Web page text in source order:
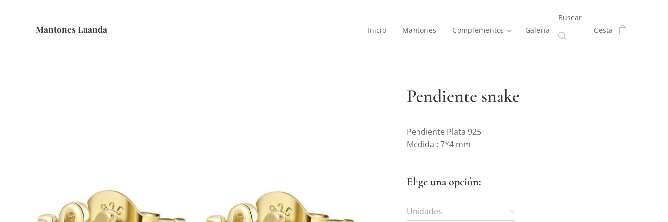
Mantones Luanda Inicio Mantones Complementos Galería
Buscar
Cesta
Pendiente snake
Pendiente Plata 925
Medida : 7*4 mm
Elige una opción:
Unidades